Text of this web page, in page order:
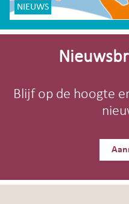
NIEUWS
Site-
Blijf op de hoogte